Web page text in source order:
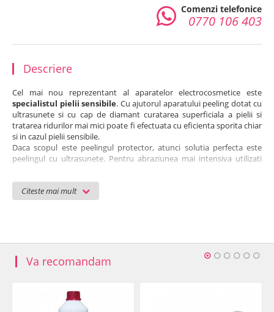
Comenzi telefonice
0770 106 403
Descriere
Citeste mai mult
Cel mai nou reprezentant al aparatelor electrocosmetice este
specialistul pielii sensibile. Cu ajutorul aparatului peeling dotat cu
ultrasunete si cu cap de diamant curatarea superficiala a pielii si
tratarea ridurilor mai mici poate fi efectuata cu eficienta sporita chiar
si in cazul pielii sensibile.
Daca scopul este peelingul protector, atunci solutia perfecta este
peelingul cu ultrasunete. Pentru abraziunea mai intensiva utilizati
Dermabraziunea cu cap de diamant aplica efectele simultane ale
abraziunii mecanice ale pielii si ale vacuumului de obraz pentru
substantelor active utilizate. Abraziunea pielii este influentata de
puterea vacuumului, de diametrul capului de tratament, respectiv de
dimensiunea granulelor de diamant de pe acesta.
(exfolierea)
foarte sensibil. In timpul tratamentului contactul intre piele si aparat
Va recomandam